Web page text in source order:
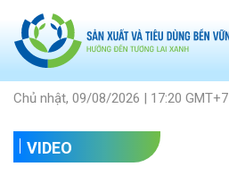
Chủ nhật, 09/08/2026 | 17:20 GMT+7
VIDEO